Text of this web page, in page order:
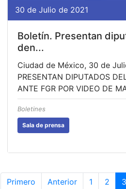
30 de Julio de 2021
Boletín. Presentan
den...
Ciudad de México, 30 de
PRESENTAN DIPUTADOS
ANTE FGR POR VIDEO DE
Boletines
Sala de prensa
Primero Anterior 1 2 3